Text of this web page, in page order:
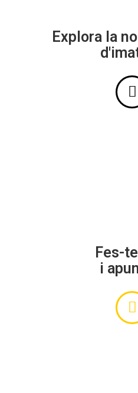
Explora la
Fes-
i